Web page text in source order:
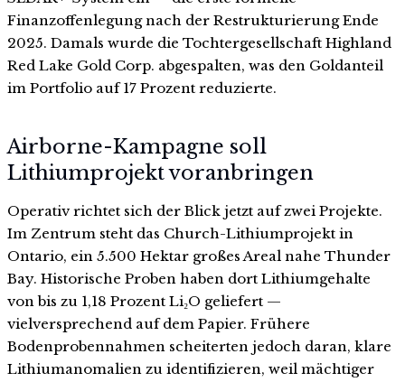
Finanzoffenlegung nach der Restrukturierung Ende
2025. Damals wurde die Tochtergesellschaft Highland
Red Lake Gold Corp. abgespalten, was den Goldanteil
im Portfolio auf 17 Prozent reduzierte.
Airborne-Kampagne soll
Lithiumprojekt voranbringen
Operativ richtet sich der Blick jetzt auf zwei Projekte.
Im Zentrum steht das Church-Lithiumprojekt in
Ontario, ein 5.500 Hektar großes Areal nahe Thunder
Bay. Historische Proben haben dort Lithiumgehalte
von bis zu 1,18 Prozent Li₂O geliefert —
vielversprechend auf dem Papier. Frühere
Bodenprobennahmen scheiterten jedoch daran, klare
Lithiumanomalien zu identifizieren, weil mächtiger